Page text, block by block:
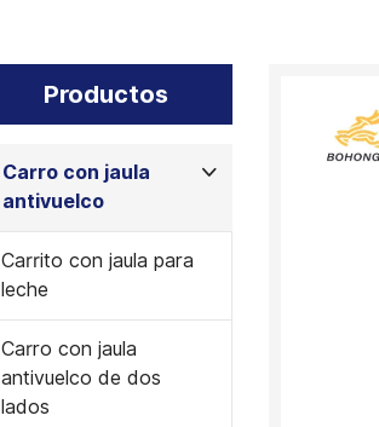
Productos
Carro con jaula
antivuelco
Carrito con jaula para
leche
Carro con jaula
antivuelco de dos
lados